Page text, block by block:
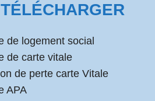
de logement social
de carte vitale
de perte carte Vitale
APA